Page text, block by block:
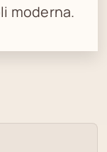
moderna.